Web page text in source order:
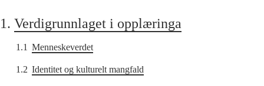
1. Verdigrunnlaget i opplæringa
1.1 Menneskeverdet
1.2 Identitet og kulturelt mangfald